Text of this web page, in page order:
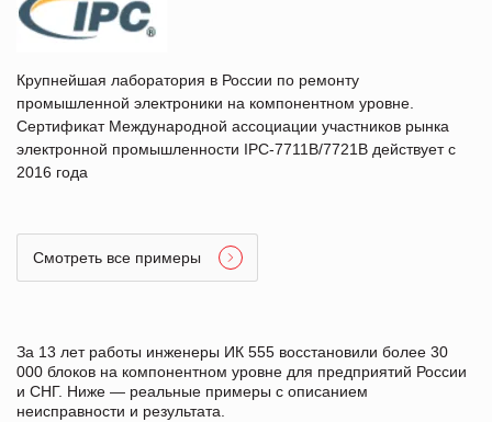
Крупнейшая лаборатория в России по ремонту
промышленной электроники на компонентном уровне.
Сертификат Международной ассоциации участников рынка
электронной промышленности IPC-7711B/7721B действует с
2016 года
Смотреть все примеры
За 13 лет работы инженеры ИК 555 восстановили более 30
000 блоков на компонентном уровне для предприятий России
и СНГ. Ниже — реальные примеры с описанием
неисправности и результата.